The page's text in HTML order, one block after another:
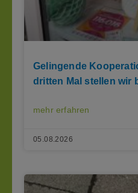
Gelingende
dritten Mal stellen wir
mehr erfahren
05.08.2026